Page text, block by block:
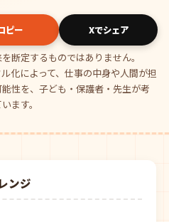
ピー Xでシェア
断定するものではありません。
化によって、仕事の中身や人間が担
性を、子ども・保護者・先生が考
ます。
ンジ